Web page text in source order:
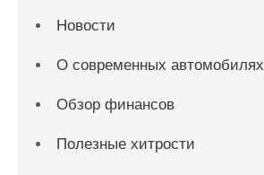
Новости
О современных автомобилях
Обзор финансов
Полезные хитрости